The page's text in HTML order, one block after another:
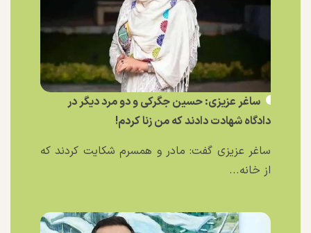
ساغر عزیزی: حسین جگرکی و دو مرد دیگر در
دادگاه شهادت دادند که من زنا کردم!
ساغر عزیزی گفت: مادر و همسرم شکایت کردند که
از خانه...